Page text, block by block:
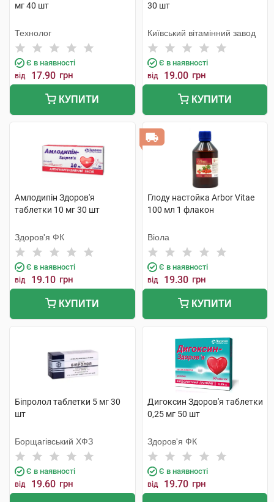
мг 40 шт
Технолог
Є в наявності
від 17.90 грн
КУПИТИ
30 шт
Київський вітамінний завод
Є в наявності
від 19.00 грн
КУПИТИ
Амлодипін Здоров'я
таблетки 10 мг 30 шт
Здоров'я ФК
Є в наявності
від 19.10 грн
КУПИТИ
Глоду настойка Arbor Vitae
100 мл 1 флакон
Віола
Є в наявності
від 19.30 грн
КУПИТИ
Біпролол таблетки 5 мг 30
шт
Борщагівський ХФЗ
Є в наявності
від 19.60 грн
Дигоксин Здоров'я таблетки
0,25 мг 50 шт
Здоров'я ФК
Є в наявності
від 19.70 грн